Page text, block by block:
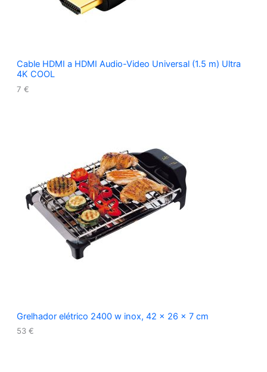
Cable HDMI a HDMI Audio-Video Universal (1.5 m) Ultra
4K COOL
7 €
Grelhador elétrico 2400 w inox, 42 x 26 x 7 cm
53 €